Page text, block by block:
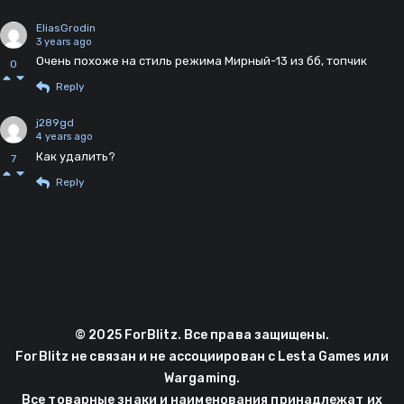
0
EliasGrodin
3 years ago
Очень похоже на стиль режима Мирный-13 из бб, топчик
Reply
7
j289gd
4 years ago
Как удалить?
Reply
© 2025 ForBlitz. Все права защищены.
ForBlitz не связан и не ассоциирован с Lesta Games или
Wargaming.
Все товарные знаки и наименования принадлежат их